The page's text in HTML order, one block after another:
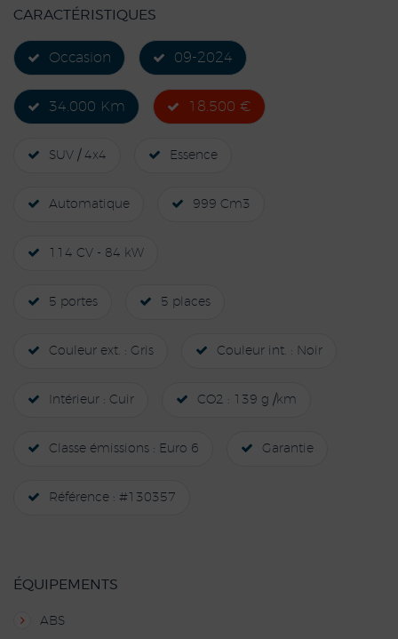
CARACTÉRISTIQUES
Occasion 09-2024
34.000 Km 18.500 €
SUV / 4x4 Essence
Automatique 999 Cm3
114 CV - 84 kW
5 portes 5 places
Couleur ext. : Gris Couleur int. : Noir
Intérieur : Cuir CO2 : 139 g /km
Classe émissions : Euro 6 Garantie
Référence : #130357
ÉQUIPEMENTS
ABS